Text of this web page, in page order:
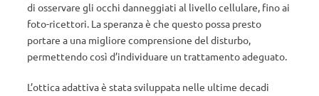
di osservare gli occhi danneggiati al livello cellulare, fino ai
foto-ricettori. La speranza è che questo possa presto
portare a una migliore comprensione del disturbo,
permettendo così d’individuare un trattamento adeguato.
L’ottica adattiva è stata sviluppata nelle ultime decadi